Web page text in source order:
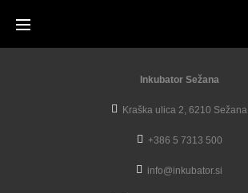
Inkubator Sežana
Kraška ulica 2, 6210 Sežana
+386 5 7313 500
info@inkubator.si